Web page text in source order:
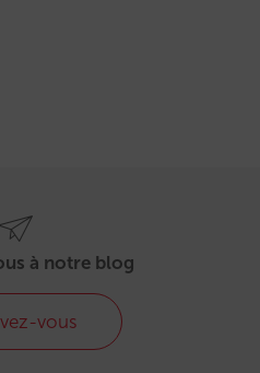
à notre blog
vous